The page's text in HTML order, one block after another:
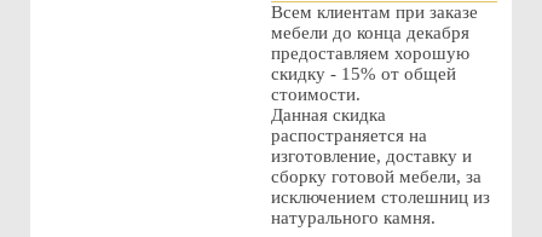
Всем клиентам при заказе
мебели до конца декабря
предоставляем хорошую
скидку - 15% от общей
стоимости.
Данная скидка
распостраняется на
изготовление, доставку и
сборку готовой мебели, за
исключением столешниц из
натурального камня.